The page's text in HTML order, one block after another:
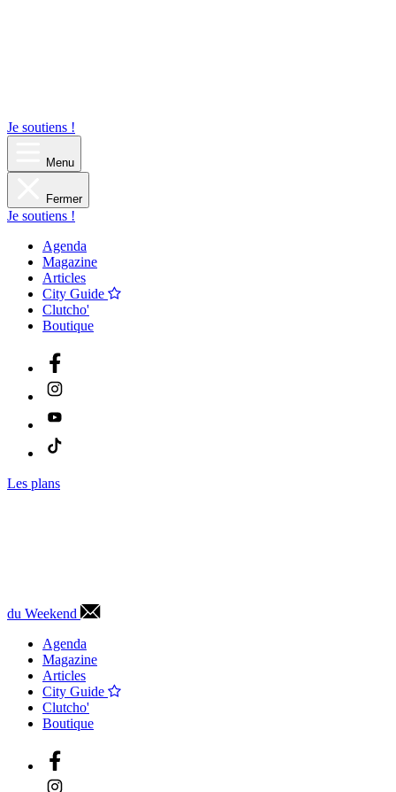
Je soutiens !
Menu
Fermer
Je soutiens !
Agenda
Magazine
Articles
City Guide
Clutcho'
Boutique
Les plans
du Weekend
Agenda
Magazine
Articles
City Guide
Clutcho'
Boutique